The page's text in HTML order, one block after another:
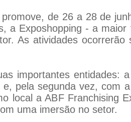
de 26 a 28 de
a Exposhopping - a
As atividades
importantes entidades:
pela segunda vez, com
local a ABF Franchising
uma imersão no setor.